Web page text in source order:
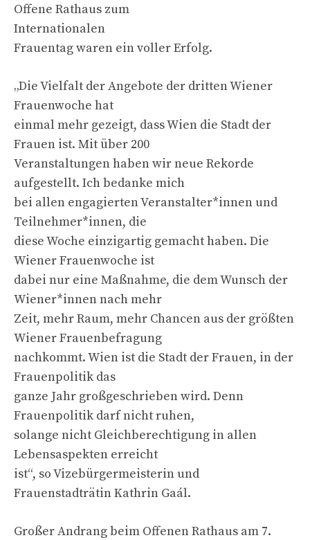
Offene Rathaus zum
Internationalen
Frauentag waren ein voller Erfolg.
„Die Vielfalt der Angebote der dritten Wiener
Frauenwoche hat
einmal mehr gezeigt, dass Wien die Stadt der
Frauen ist. Mit über 200
Veranstaltungen haben wir neue Rekorde
aufgestellt. Ich bedanke mich
bei allen engagierten Veranstalter*innen und
Teilnehmer*innen, die
diese Woche einzigartig gemacht haben. Die
Wiener Frauenwoche ist
dabei nur eine Maßnahme, die dem Wunsch der
Wiener*innen nach mehr
Zeit, mehr Raum, mehr Chancen aus der größten
Wiener Frauenbefragung
nachkommt. Wien ist die Stadt der Frauen, in der
Frauenpolitik das
ganze Jahr großgeschrieben wird. Denn
Frauenpolitik darf nicht ruhen,
solange nicht Gleichberechtigung in allen
Lebensaspekten erreicht
ist“, so Vizebürgermeisterin und
Frauenstadträtin Kathrin Gaál.
Großer Andrang beim Offenen Rathaus am 7.